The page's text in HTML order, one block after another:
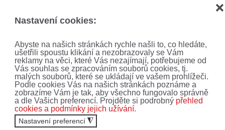
Nastavení cookies:
Abyste na našich stránkách rychle našli to, co hledáte,
ušetřili spoustu klikání a nezobrazovaly se Vám
reklamy na věci, které Vás nezajímají, potřebujeme od
Vás souhlas se zpracováním souborů cookies, tj.
malých souborů, které se ukládají ve vašem prohlížeči.
Podle cookies Vás na našich stránkách poznáme a
zobrazíme Vám je tak, aby všechno fungovalo správně
a dle Vašich preferencí. Projděte si podrobný přehled
cookies a podmínky jejich užívání.
Nastavení preferencí ◮
❌
Přihlaste se k odběru newsletteru.
Zajímají mne:
Čtyřkolky
Motocykly